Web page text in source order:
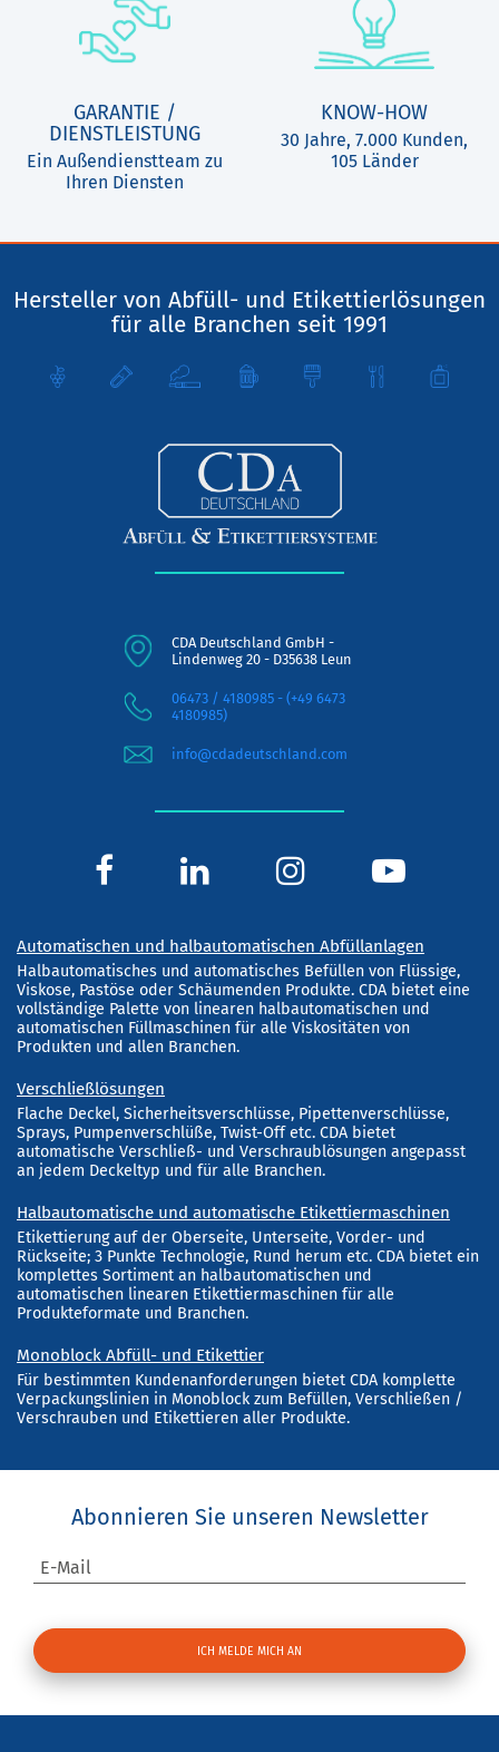
GARANTIE /
DIENSTLEISTUNG
Ein Außendienstteam zu
Ihren Diensten
KNOW-HOW
30 Jahre, 7.000 Kunden,
105 Länder
Hersteller von Abfüll- und Etikettierlösungen
für alle Branchen seit 1991
CDA Deutschland GmbH -
Lindenweg 20 - D35638 Leun
06473 / 4180985 - (+49 6473
4180985)
info@cdadeutschland.com
Automatischen und halbautomatischen Abfüllanlagen
Halbautomatisches und automatisches Befüllen von Flüssige,
Viskose, Pastöse oder Schäumenden Produkte. CDA bietet eine
vollständige Palette von linearen halbautomatischen und
automatischen Füllmaschinen für alle Viskositäten von
Produkten und allen Branchen.
Verschließlösungen
Flache Deckel, Sicherheitsverschlüsse, Pipettenverschlüsse,
Sprays, Pumpenverschlüße, Twist-Off etc. CDA bietet
automatische Verschließ- und Verschraublösungen angepasst
an jedem Deckeltyp und für alle Branchen.
Halbautomatische und automatische Etikettiermaschinen
Etikettierung auf der Oberseite, Unterseite, Vorder- und
Rückseite; 3 Punkte Technologie, Rund herum etc. CDA bietet ein
komplettes Sortiment an halbautomatischen und
automatischen linearen Etikettiermaschinen für alle
Produkteformate und Branchen.
Monoblock Abfüll- und Etikettier
Für bestimmten Kundenanforderungen bietet CDA komplette
Verpackungslinien in Monoblock zum Befüllen, Verschließen /
Verschrauben und Etikettieren aller Produkte.
Abonnieren Sie unseren Newsletter
E-Mail